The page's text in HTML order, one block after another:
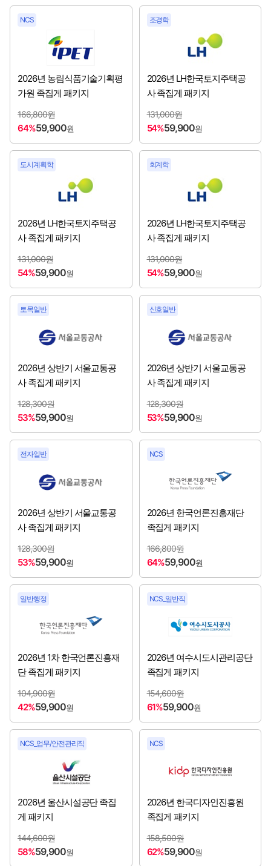
인천항만공사
축산물품질평가원 [2026년 3분기 채용시작]
한국가스안전공사 [2026년 3분기 채용시작]
한국남동발전㈜ [2026년 3분기 채용시작]
한국도로공사
한국동서발전㈜ [2026년 3분기 채용시작]
한국법무보호복지공단 [2026년 3분기 채용시작]
한국산림복지진흥원 [2026년 3분기 채용시작]
한국산업기술시험원
한국산업단지공단 [2026년 3분기 채용시작]
한국산업인력공단 [2026년 3분기 채용시작]
한국세라믹기술원 [2026년 3분기 채용시작]
한국소방산업기술원
한국수자원공사 [2026년 3분기 채용시작]
한국전력기술㈜ [2026년 3분기 채용시작]
한국지능정보사회진흥원 [2026년 3분기 채용시작]
한국철도공사 [2026년 3분기 채용시작]
한국콘텐츠진흥원 [2026년 3분기 채용시작]
한국투자공사 [2026년 3분기 채용시작]
한국형사·법무정책연구원 [2026년 3분기 채용시작]
한식진흥원
IBK기업은행 [2026년 3분기 채용시작]
공무원연금공단 [2026년 하반기 채용시작]
국립공원공단 [2026년 하반기 채용시작]
NCS
2026년 농림식품기술기획평
가원 족집게 패키지
166,800원
64%59,900원
조경학
2026년 LH한국토지주택공
사 족집게 패키지
131,000원
54%59,900원
도시계획학
2026년 LH한국토지주택공
사 족집게 패키지
131,000원
54%59,900원
회계학
2026년 LH한국토지주택공
사 족집게 패키지
131,000원
54%59,900원
토목일반
2026년 상반기 서울교통공
사 족집게 패키지
128,300원
53%59,900원
신호일반
2026년 상반기 서울교통공
사 족집게 패키지
128,300원
53%59,900원
전자일반
2026년 상반기 서울교통공
사 족집게 패키지
128,300원
53%59,900원
NCS
2026년 한국언론진흥재단
족집게 패키지
166,800원
64%59,900원
일반행정
2026년 1차 한국언론진흥재
단 족집게 패키지
104,900원
42%59,900원
NCS_일반직
2026년 여수시도시관리공단
족집게 패키지
154,600원
61%59,900원
NCS_업무/안전관리직
2026년 울산시설공단 족집
게 패키지
144,600원
58%59,900원
NCS
2026년 한국디자인진흥원
족집게 패키지
158,500원
62%59,900원